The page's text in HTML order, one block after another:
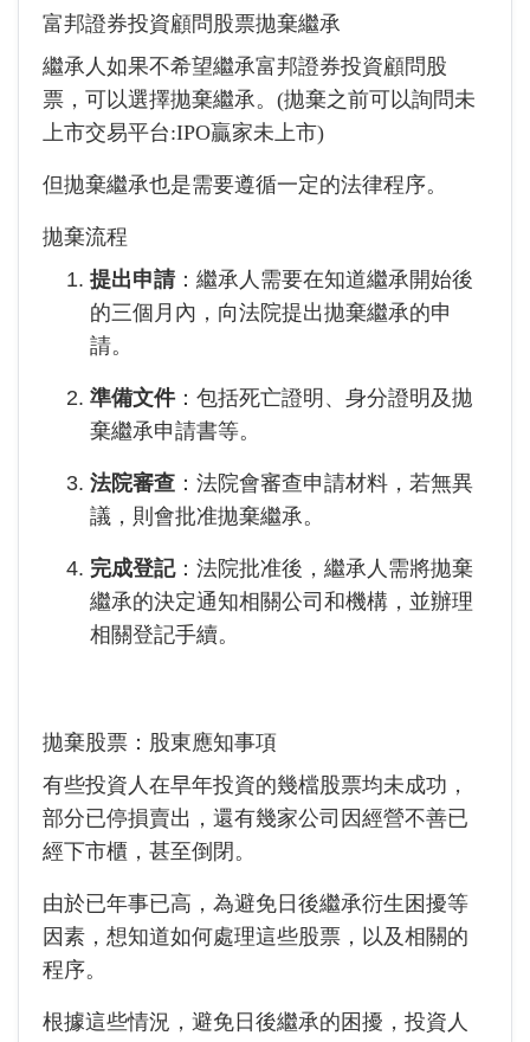
富邦證券投資顧問股票拋棄繼承
繼承人如果不希望繼承富邦證券投資顧問股
票，可以選擇拋棄繼承。(拋棄之前可以詢問未
上市交易平台:IPO贏家未上市)
但拋棄繼承也是需要遵循一定的法律程序。
拋棄流程
提出申請：繼承人需要在知道繼承開始後
的三個月內，向法院提出拋棄繼承的申
請。
準備文件：包括死亡證明、身分證明及拋
棄繼承申請書等。
法院審查 ：法院會審查申請材料，若無異
議，則會批准拋棄繼承。
完成登記：法院批准後，繼承人需將拋棄
繼承的決定通知相關公司和機構，並辦理
相關登記手續。
拋棄股票：股東應知事項
有些投資人在早年投資的幾檔股票均未成功，
部分已停損賣出，還有幾家公司因經營不善已
經下市櫃，甚至倒閉。
由於已年事已高，為避免日後繼承衍生困擾等
因素，想知道如何處理這些股票，以及相關的
程序。
根據這些情況，避免日後繼承的困擾，投資人